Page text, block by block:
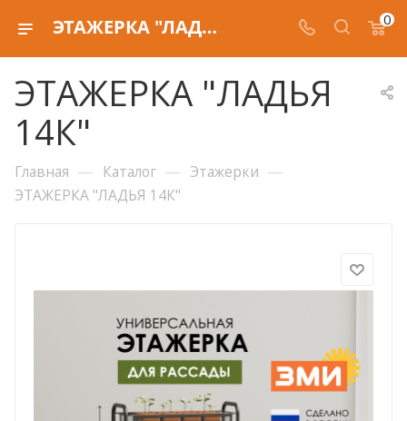
ЭТАЖЕРКА "ЛАДЬЯ 14К" 0
ЭТАЖЕРКА "ЛАДЬЯ
14К"
Главная — Каталог — Этажерки —
ЭТАЖЕРКА "ЛАДЬЯ 14К"